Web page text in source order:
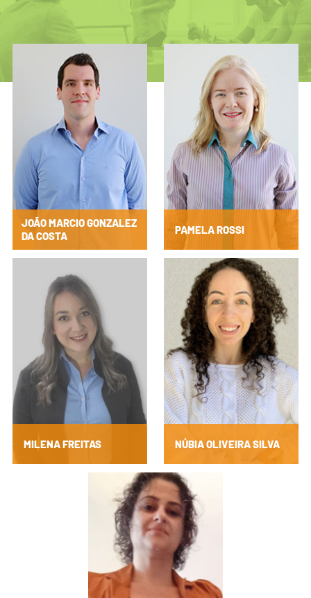
JOÃO MARCIO GONZALEZ
DA COSTA
PAMELA ROSSI
MILENA FREITAS NÚBIA OLIVEIRA SILVA